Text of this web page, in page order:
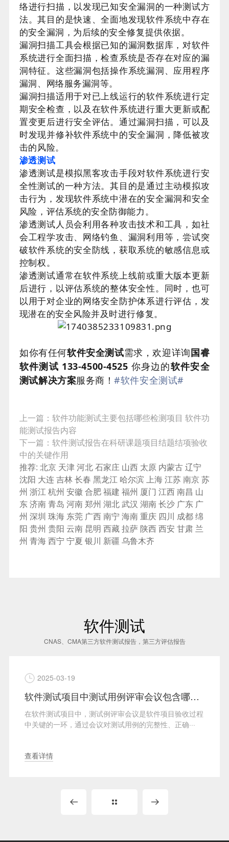
络进行扫描，以发现已知安全漏洞的一种测试方
法。其目的是快速、全面地发现软件系统中存在
的安全漏洞，为后续的安全修复提供依据。
漏洞扫描工具会根据已知的漏洞数据库，对软件
系统进行全面扫描，检查系统是否存在对应的漏
洞特征。这些漏洞包括操作系统漏洞、应用程序
漏洞、网络服务漏洞等。
漏洞扫描适用于对已上线运行的软件系统进行定
期安全检查，以及在软件系统进行重大更新或配
置变更后进行安全评估。通过漏洞扫描，可以及
时发现并修补软件系统中的安全漏洞，降低被攻
击的风险。
渗透测试
渗透测试是模拟黑客攻击手段对软件系统进行安
全性测试的一种方法。其目的是通过主动模拟攻
击行为，发现软件系统中潜在的安全漏洞和安全
风险，评估系统的安全防御能力。
渗透测试人员会利用各种攻击技术和工具，如社
会工程学攻击、网络钓鱼、漏洞利用等，尝试突
破软件系统的安全防线，获取系统的敏感信息或
控制权。
渗透测试通常在软件系统上线前或重大版本更新
后进行，以评估系统的整体安全性。同时，也可
以用于对企业的网络安全防护体系进行评估，发
现潜在的安全风险并及时进行修复。
如你有任何软件安全测试需求 ，欢迎详询国睿
软件测试 133-4500-4525 你身边的软件安全
测试解决方案服务商！#软件安全测试#
上一篇： 软件功能测试主要包括哪些检测项目 软件功
能测试报告内容
下一篇： 软件测试报告在科研课题项目结题结项验收
中的关键作用
推荐: 北京 天津河北石家庄 山西 太原 内蒙古辽宁
沈阳 大连吉林长春 黑龙江 哈尔滨上海江苏南京苏
州 浙江杭州 安徽 合肥福建 福州 厦门 江西南昌 山
东济南青岛 河南郑州 湖北武汉 湖南长沙 广东 广
州 深圳 珠海 东莞 广西南宁 海南重庆 四川 成都绵
阳 贵州 贵阳 云南 昆明 西藏拉萨 陕西西安 甘肃 兰
州 青海西宁 宁夏 银川 新疆 乌鲁木齐
软件测试
CNAS、CMA第三方软件测试报告，第三方评估报告
2025-03-19
软件测试项目中测试用例评审会议包含哪些内容？
在软件测试项目中，测试例评审会议是软件项目验收过程
中关键的一环，通过会议对测试用例的完整性、正确···
查看详情